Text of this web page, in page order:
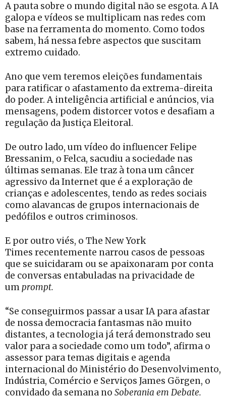
A pauta sobre o mundo digital não se esgota. A IA
galopa e vídeos se multiplicam nas redes com
base na ferramenta do momento. Como todos
sabem, há nessa febre aspectos que suscitam
extremo cuidado.
Ano que vem teremos eleições fundamentais
para ratificar o afastamento da extrema-direita
do poder. A inteligência artificial e anúncios, via
mensagens, podem distorcer votos e desafiam a
regulação da Justiça Eleitoral.
De outro lado, um vídeo do influencer Felipe
Bressanim, o Felca, sacudiu a sociedade nas
últimas semanas. Ele traz à tona um câncer
agressivo da Internet que é a exploração de
crianças e adolescentes, tendo as redes sociais
como alavancas de grupos internacionais de
pedófilos e outros criminosos.
E por outro viés, o The New York
Times recentemente narrou casos de pessoas
que se suicidaram ou se apaixonaram por conta
de conversas entabuladas na privacidade de
umprompt.
“Se conseguirmos passar a usar IA para afastar
de nossa democracia fantasmas não muito
distantes, a tecnologia já terá demonstrado seu
valor para a sociedade como um todo”, afirma o
assessor para temas digitais e agenda
internacional do Ministério do Desenvolvimento,
Indústria, Comércio e Serviços James Görgen, o
convidado da semana no Soberania em Debate.